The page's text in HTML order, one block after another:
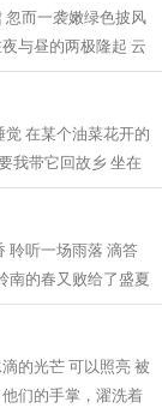
忽而一袭嫩绿色披风
与昼的两极隆起 云
在某个油菜花开的
我带它回故乡 坐在
聆听一场雨落 滴答
南的春又败给了盛夏
的光芒 可以照亮 被
们的手掌，濯洗着